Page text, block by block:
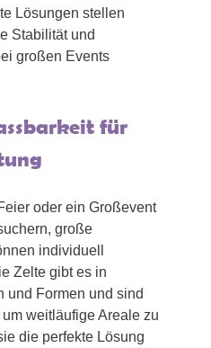
Lösungen stellen
Stabilität und
großen Events
für
oder ein Großevent
große
individuell
Zelte gibt es in
und Formen und sind
weitläufige Areale zu
die perfekte Lösung